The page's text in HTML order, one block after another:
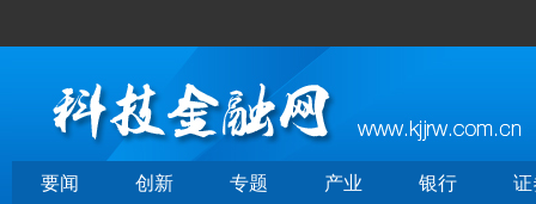
要闻 创新 专题 产业 银行 证